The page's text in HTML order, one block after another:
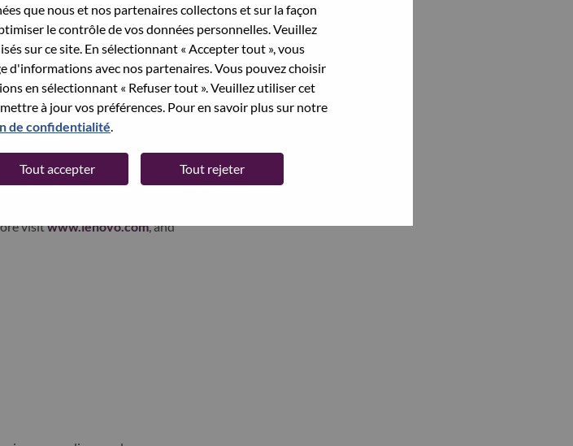
que nous et nos partenaires collectons et sur la façon
le contrôle de vos données personnelles. Veuillez
sur ce site. En sélectionnant « Accepter tout », vous
d'informations avec nos partenaires. Vous pouvez choisir
en sélectionnant « Refuser tout ». Veuillez utiliser cet
à jour vos préférences. Pour en savoir plus sur notre
de confidentialité
Tout accepter Tout rejeter
#153 in the Fortune Global
on a bold vision to deliver
largest PC company with a full-
smartphones,
and software defined
in world-changing
everyone, everywhere.
(HKSE: 992) (ADR:
a more inclusive,
visitwww.lenovo.com, and
Senior AI Developer
Bucharest, Roumanie,
Voir tout